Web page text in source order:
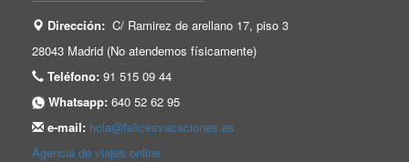
Dirección: C/ Ramirez de arellano 17, piso 3
28043 Madrid (No atendemos físicamente)
Teléfono: 91 515 09 44
Whatsapp: 640 52 62 95
e-mail: hola@felicesvacaciones.es
Agencia de viajes online